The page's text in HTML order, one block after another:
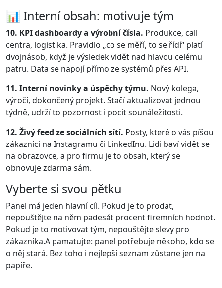
📊 Interní obsah: motivuje tým
10. KPI dashboardy a výrobní čísla. Produkce, call
centra, logistika. Pravidlo „co se měří, to se řídí“ platí
dvojnásob, když je výsledek vidět nad hlavou celému
patru. Data se napojí přímo ze systémů přes API.
11. Interní novinky a úspěchy týmu. Nový kolega,
výročí, dokončený projekt. Stačí aktualizovat jednou
týdně, udrží to pozornost i pocit sounáležitosti.
12. Živý feed ze sociálních sítí. Posty, které o vás píšou
zákazníci na Instagramu či LinkedInu. Lidi baví vidět se
na obrazovce, a pro firmu je to obsah, který se
obnovuje zdarma sám.
Vyberte si svou pětku
Panel má jeden hlavní cíl. Pokud je to prodat,
nepouštějte na něm padesát procent firemních hodnot.
Pokud je to motivovat tým, nepouštějte slevy pro
zákazníka.A pamatujte: panel potřebuje někoho, kdo se
o něj stará. Bez toho i nejlepší seznam zůstane jen na
papíře.